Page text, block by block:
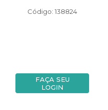
Código: 138824
FAÇA SEU
LOGIN